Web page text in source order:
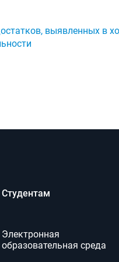
выявленных в
Студентам
Электронная
образовательная среда